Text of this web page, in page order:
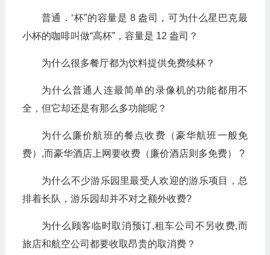
普通．‘杯”的容量是 8 盎司，可为什么星巴克最
小杯的咖啡叫做“高杯”，容量是 12 盎司？
为什么很多餐厅都为饮料提供免费续杯？
为什么普通人连最简单的录像机的功能都用不
全，但它却还是有那么多功能呢？
为什么廉价航班的餐点收费（豪华航班一般免
费）,而豪华酒店上网要收费（廉价酒店则多免费） ?
为什么不少游乐园里最受人欢迎的游乐项目，总
排着长队，游乐园却并不对之额外收费?
为什么顾客临时取消预订,租车公司不另收费,而
旅店和航空公司都要收取昂贵的取消费？